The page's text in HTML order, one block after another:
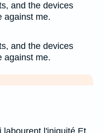
and the devices
against me.
and the devices
against me.